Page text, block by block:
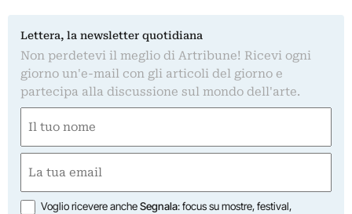
Lettera, la newsletter quotidiana
Non perdetevi il meglio di Artribune! Ricevi ogni
giorno un'e-mail con gli articoli del giorno e
partecipa alla discussione sul mondo dell'arte.
(Required)
First
(Required)
Opzioni
Voglio ricevere ancheSegnala: focus su mostre, festival,